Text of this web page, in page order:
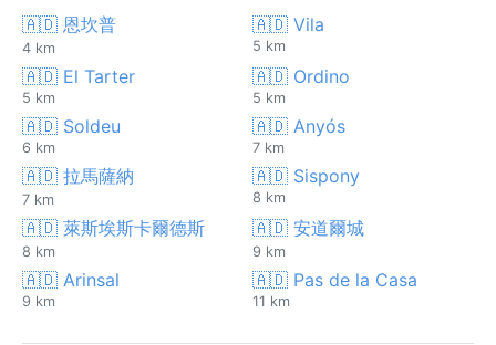
🇦🇩 恩坎普
4 km
🇦🇩 Vila
5 km
🇦🇩 El Tarter
5 km
🇦🇩 Ordino
5 km
🇦🇩 Soldeu
6 km
🇦🇩 Anyós
7 km
🇦🇩 拉馬薩納
7 km
🇦🇩 Sispony
8 km
🇦🇩 萊斯埃斯卡爾德斯
8 km
🇦🇩 安道爾城
9 km
🇦🇩 Arinsal
9 km
🇦🇩 Pas de la Casa
11 km